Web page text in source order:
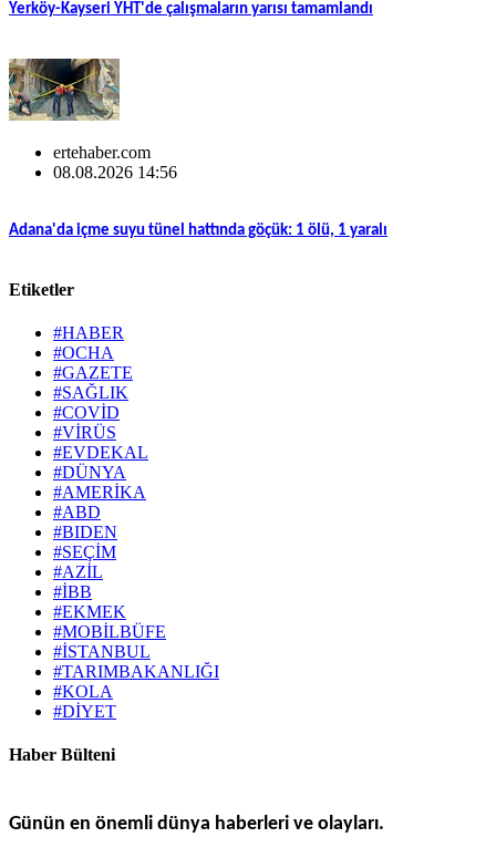
Yerköy-Kayseri YHT'de çalışmaların yarısı tamamlandı
ertehaber.com
08.08.2026 14:56
Adana'da içme suyu tünel hattında göçük: 1 ölü, 1 yaralı
Etiketler
#HABER
#OCHA
#GAZETE
#SAĞLIK
#COVİD
#VİRÜS
#EVDEKAL
#DÜNYA
#AMERİKA
#ABD
#BIDEN
#SEÇİM
#AZİL
#İBB
#EKMEK
#MOBİLBÜFE
#İSTANBUL
#TARIMBAKANLIĞI
#KOLA
#DİYET
Haber Bülteni
Günün en önemli dünya haberleri ve olayları.